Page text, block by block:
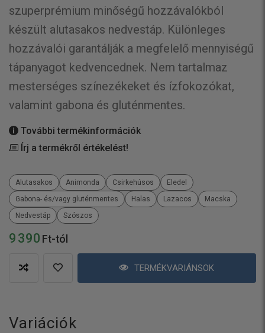
9 390 Ft-tól
TERMÉKVARIÁNSOK
szuperprémium minőségű hozzávalókból
készült alutasakos nedvestáp. Különleges
hozzávalói garantálják a megfelelő mennyiségű
tápanyagot kedvencednek. Nem tartalmaz
mesterséges színezékeket és ízfokozókat,
valamint gabona és gluténmentes.
További termékinformációk
Írj a termékről értékelést!
Alutasakos Animonda Csirkehúsos
Eledel
Gabona- és/vagy gluténmentes
Halas Lazacos
Macska
Nedvestáp
Szószos
Variációk